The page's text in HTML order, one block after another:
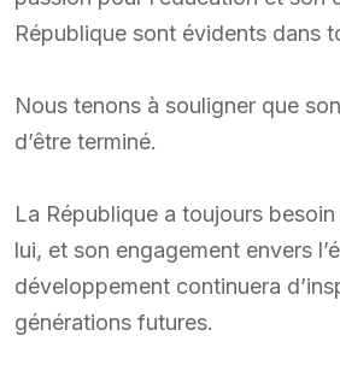
République sont évidents dans
Nous tenons à souligner que
d’être terminé.
La République a toujours
lui, et son engagement envers
développement continuera
générations futures.